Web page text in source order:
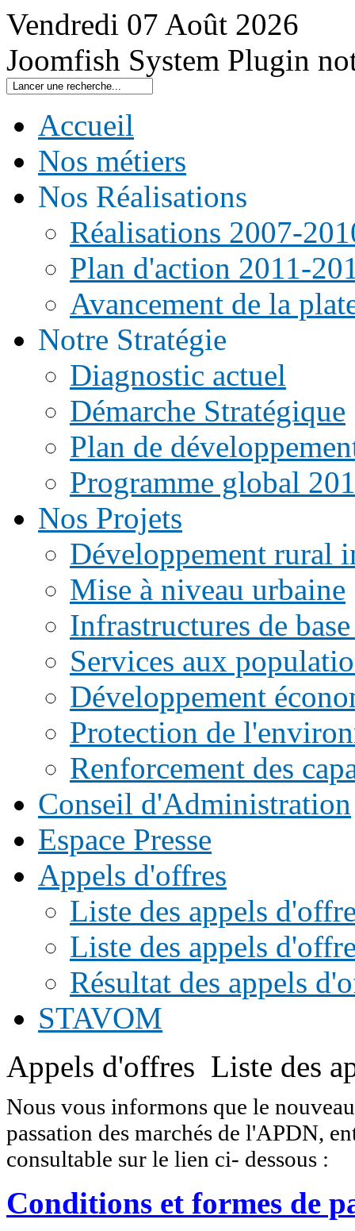
Vendredi 07 Août 2026
Joomfish System Plugin
Accueil
Nos métiers
Nos Réalisations
Réalisations 2007-
Plan d'action 2011-
Avancement de la
Notre Stratégie
Diagnostic actuel
Démarche Stratégique
Plan de
Programme global
Nos Projets
Développement rural
Mise à niveau urbaine
Infrastructures de
Services aux
Développement
Protection de
Renforcement des
Conseil d'Administration
Espace Presse
Appels d'offres
Liste des appels
Liste des appels
Résultat des appels
STAVOM
Appels d'offres Liste des
Nous vous informons que le
passation des marchés de l'APDN,
consultable sur le lien ci- dessous :
Conditions et formes de